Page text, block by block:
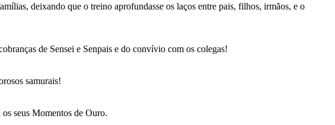
deixando que o treino aprofundasse os laços entre pais, filhos, irmãos, e o
de Sensei e Senpais e do convívio com os colegas!
samurais!
seus Momentos de Ouro.